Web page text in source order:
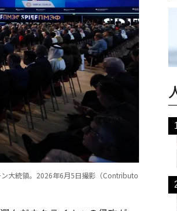
大統領。2026年6月5日撮影（Contributo